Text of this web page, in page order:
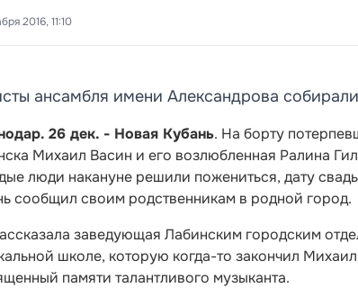
2016, 11:10
ансамбля имени Александрова
26 дек. - Новая Кубань. На борту
Михаил Васин и его возлюбленная Ралина
люди накануне решили пожениться, дату
сообщил своим родственникам в родной город.
заведующая Лабинским городским
школе, которую когда-то закончил
памяти талантливого музыканта.